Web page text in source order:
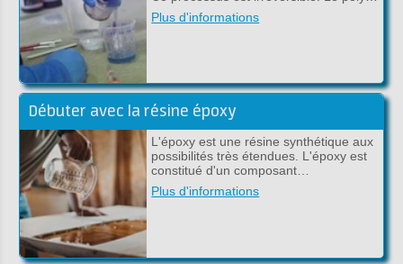
Plus d'informations
Débuter avec la résine époxy
L'époxy est une résine synthétique aux
possibilités très étendues. L'époxy est
constitué d'un composant…
Plus d'informations